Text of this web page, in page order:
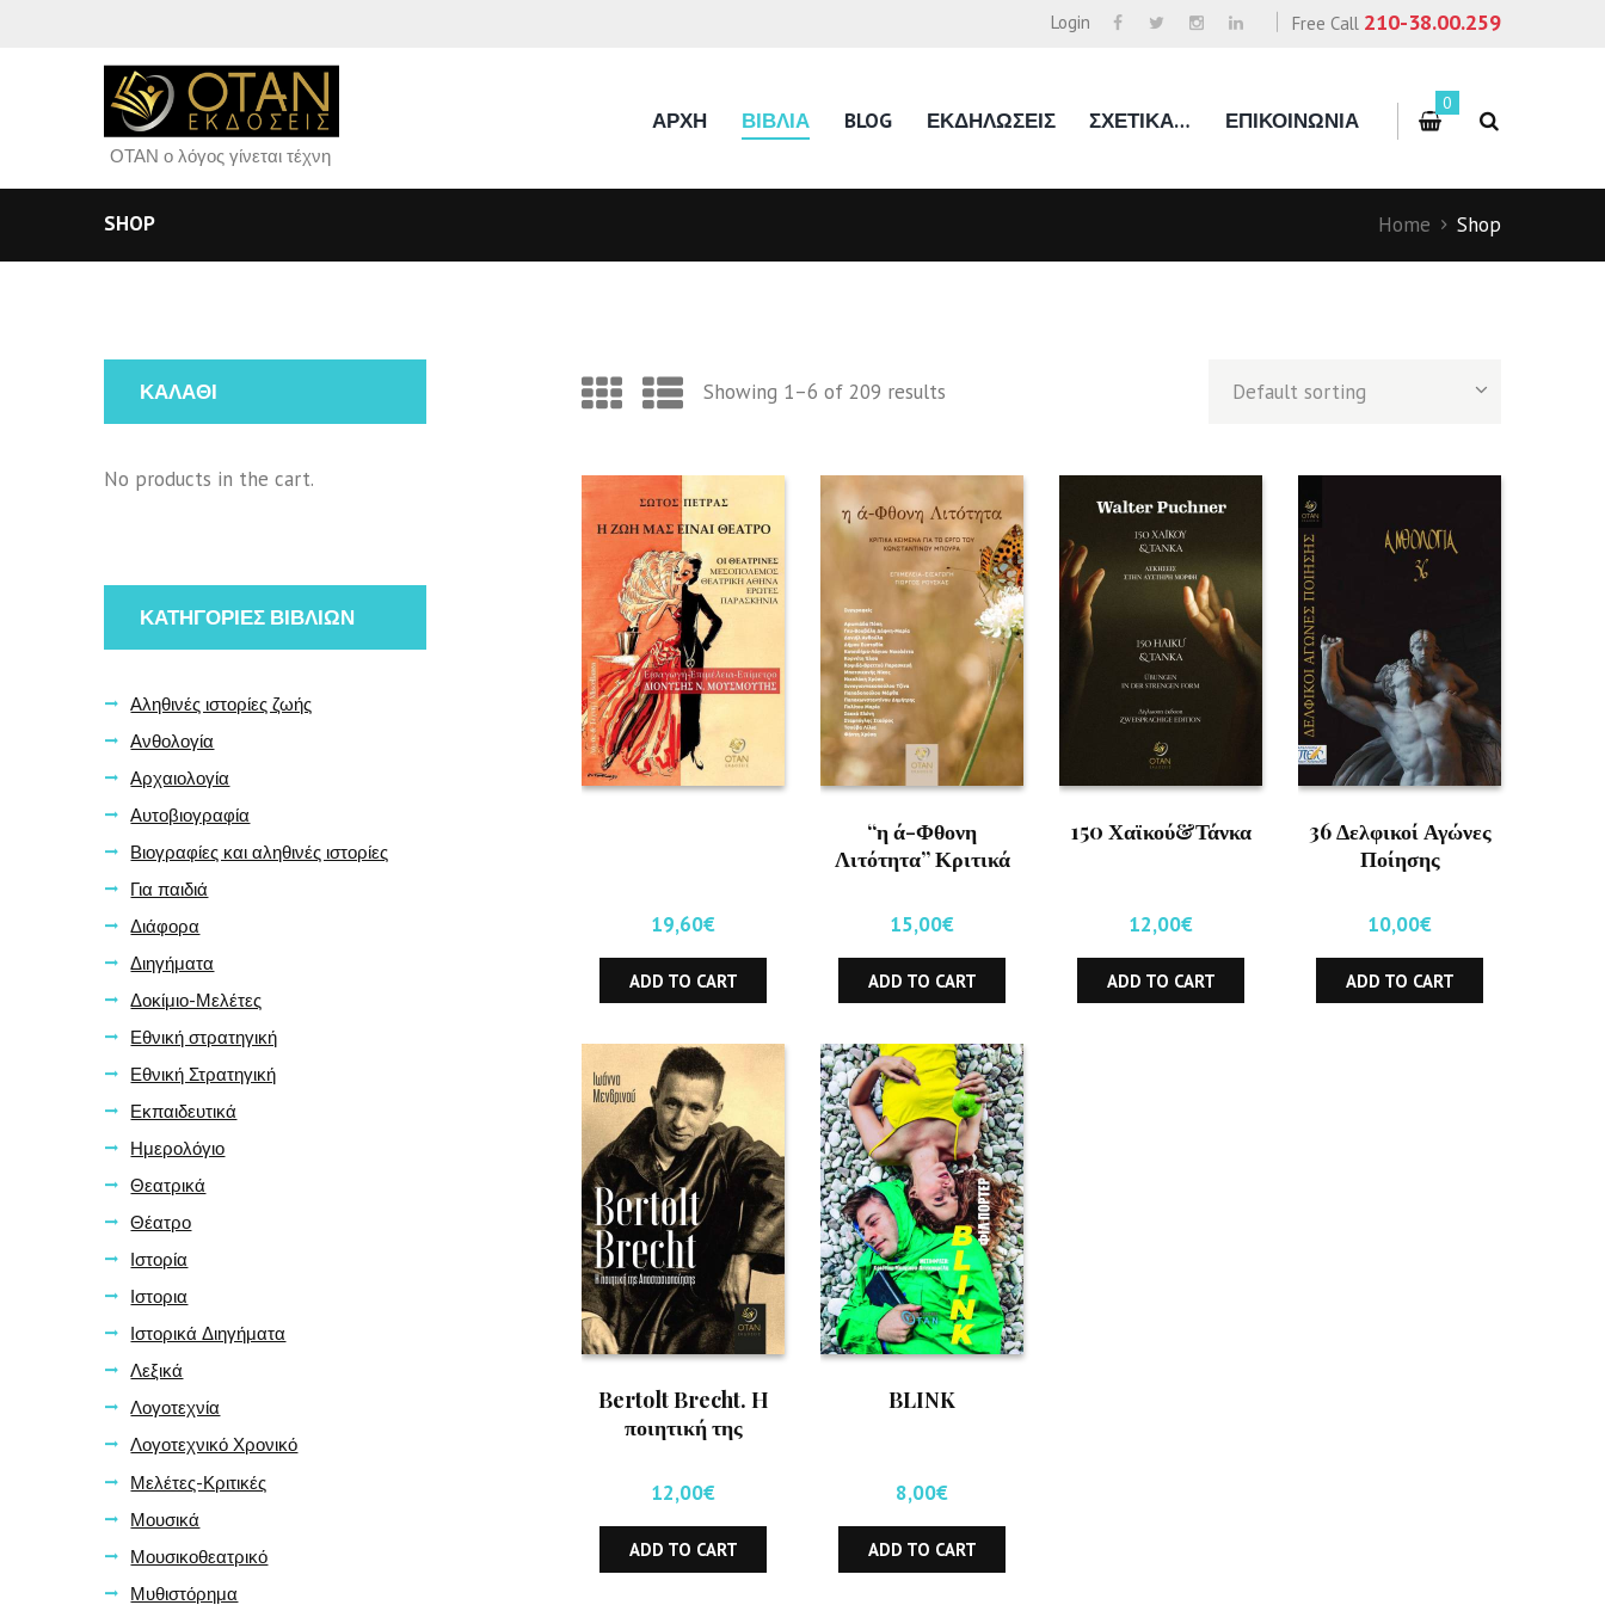
Free Call 210-38.00.259
Login
ΟΤΑΝ ο λόγος γίνεται τέχνη
ΑΡΧΗ ΒΙΒΛΙΑ BLOG ΕΚΔΗΛΩΣΕΙΣ ΣΧΕΤΙΚΑ… ΕΠΙΚΟΙΝΩΝΙΑ
0
SHOP Home Shop
Showing 1–6 of 209 results
19,60€
ADD TO CART
“η ά-Φθονη
Λιτότητα” Κριτικά
του Κωνσταντίνου
Μπούρα
15,00€
ADD TO CART
150 Χαϊκού&Τάνκα
12,00€
ADD TO CART
36 Δελφικοί Αγώνες
Ποίησης
10,00€
ADD TO CART
Bertolt Brecht. H
ποιητική της
12,00€
ADD TO CART
BLINK
8,00€
ADD TO CART
ΚΑΛΑΘΙ
No products in the cart.
ΚΑΤΗΓΟΡΙΕΣ ΒΙΒΛΙΩΝ
Αληθινές ιστορίες ζωής
Ανθολογία
Αρχαιολογία
Αυτοβιογραφία
Βιογραφίες και αληθινές ιστορίες
Για παιδιά
Διάφορα
Διηγήματα
Δοκίμιο-Μελέτες
Εθνική στρατηγική
Εθνική Στρατηγική
Εκπαιδευτικά
Ημερολόγιο
Θεατρικά
Θέατρο
Ιστορία
Ιστορια
Ιστορικά Διηγήματα
Λεξικά
Λογοτεχνία
Λογοτεχνικό Χρονικό
Μελέτες-Κριτικές
Μουσικά
Μουσικοθεατρικό
Μυθιστόρημα